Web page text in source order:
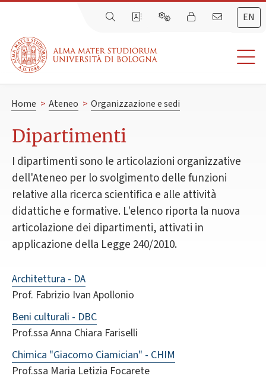
EN
Home > Ateneo > Organizzazione e sedi
Dipartimenti
I dipartimenti sono le articolazioni organizzative
dell'Ateneo per lo svolgimento delle funzioni
relative alla ricerca scientifica e alle attività
didattiche e formative. L'elenco riporta la nuova
articolazione dei dipartimenti, attivati in
applicazione della Legge 240/2010.
Architettura - DA
Prof. Fabrizio Ivan Apollonio
Beni culturali - DBC
Prof.ssa Anna Chiara Fariselli
Chimica "Giacomo Ciamician" - CHIM
Prof.ssa Maria Letizia Focarete